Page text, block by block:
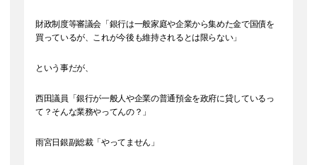
財政制度等審議会「銀行は一般家庭や企業から集めた金で国債を
買っているが、これが今後も維持されるとは限らない」
という事だが、
西田議員「銀行が一般人や企業の普通預金を政府に貸しているっ
て？そんな業務やってんの？」
雨宮日銀副総裁「やってません」